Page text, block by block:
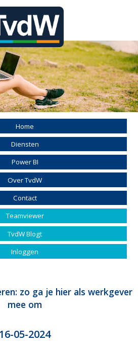
Home
Diensten
Power BI
Over TvdW
Contact
Teamviewer
TvdW Blogt
Inloggen
zo ga je hier als werkgever
mee om
16-05-2024